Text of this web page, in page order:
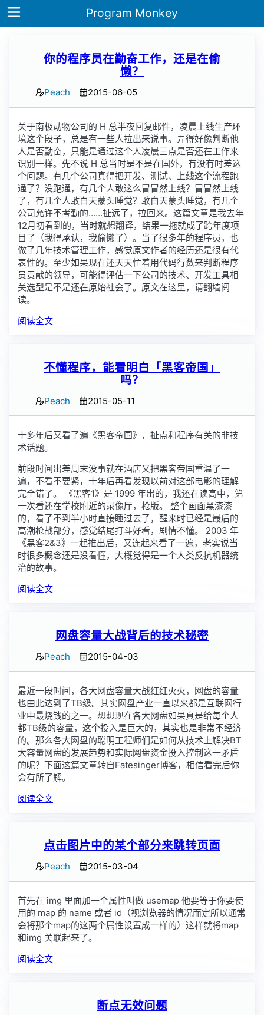
Program Monkey
Tags
Note
你的程序员在勤奋工作，还是在偷
懒？
Peach 2015-06-05
关于南极动物公司的 H 总半夜回复邮件，凌晨上线生产环
境这个段子，总是有一些人拉出来说事。弄得好像判断他
人是否勤奋，只能是通过这个人凌晨三点是否还在工作来
识别一样。先不说 H 总当时是不是在国外，有没有时差这
个问题。有几个公司真得把开发、测试、上线这个流程跑
通了？没跑通，有几个人敢这么冒冒然上线？冒冒然上线
了，有几个人敢白天蒙头睡觉？敢白天蒙头睡觉，有几个
公司允许不考勤的……扯远了，拉回来。这篇文章是我去年
12月初看到的，当时就想翻译，结果一拖就成了跨年度项
目了（我得承认，我偷懒了）。当了很多年的程序员，也
做了几年技术管理工作，感觉原文作者的经历还是很有代
表性的。至少如果现在还天天忙着用代码行数来判断程序
员贡献的领导，可能得评估一下公司的技术、开发工具相
关选型是不是还在原始社会了。原文在这里，请翻墙阅
读。
阅读全文
不懂程序，能看明白「黑客帝国」
吗？
Peach 2015-05-11
十多年后又看了遍《黑客帝国》，扯点和程序有关的非技
术话题。
前段时间出差周末没事就在酒店又把黑客帝国重温了一
遍，不看不要紧，十年后再看发现以前对这部电影的理解
完全错了。 《黑客1》是 1999 年出的，我还在读高中，第
一次看还在学校附近的录像厅，枪版。 整个画面黑漆漆
的，看了不到半小时直接睡过去了，醒来时已经是最后的
高潮枪战部分，感觉结尾打斗好看，剧情不懂。 2003 年
《黑客2&3》一起推出后，又连起来看了一遍，老实说当
时很多概念还是没看懂，大概觉得是一个人类反抗机器统
治的故事。
阅读全文
网盘容量大战背后的技术秘密
Peach 2015-04-03
最近一段时间，各大网盘容量大战红红火火，网盘的容量
也由此达到了TB级。其实网盘产业一直以来都是互联网行
业中最烧钱的之一。想想现在各大网盘如果真是给每个人
都TB级的容量，这个投入是巨大的，其实也是非常不经济
的。那么各大网盘的聪明工程师们是如何从技术上解决BT
大容量网盘的发展趋势和实际网盘资金投入控制这一矛盾
的呢？下面这篇文章转自Fatesinger博客，相信看完后你
会有所了解。
阅读全文
点击图片中的某个部分来跳转页面
Peach 2015-03-04
首先在 img 里面加一个属性叫做 usemap 他要等于你要使
用的 map 的 name 或者 id（视浏览器的情况而定所以通常
会将那个map的这两个属性设置成一样的）这样就将map
和img 关联起来了。
阅读全文
断点无效问题